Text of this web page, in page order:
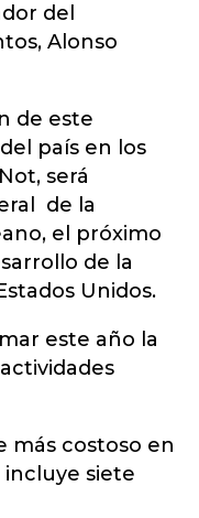
del
Alonso
de este
país en los
será
de la
el próximo
de la
Unidos.
este año la
más costoso en
incluye siete